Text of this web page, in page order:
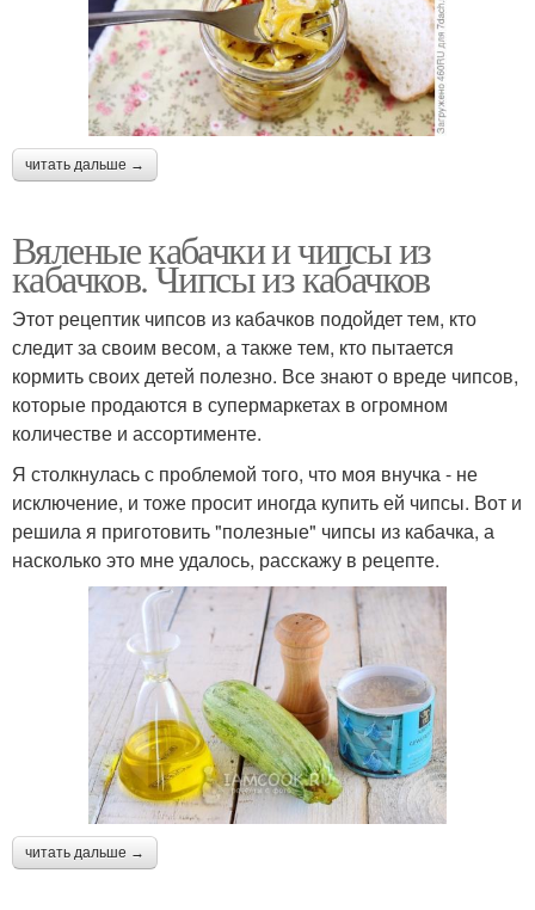
читать дальше →
Вяленые кабачки и чипсы из
кабачков. Чипсы из кабачков
Этот рецептик чипсов из кабачков подойдет тем, кто
следит за своим весом, а также тем, кто пытается
кормить своих детей полезно. Все знают о вреде чипсов,
которые продаются в супермаркетах в огромном
количестве и ассортименте.
Я столкнулась с проблемой того, что моя внучка - не
исключение, и тоже просит иногда купить ей чипсы. Вот и
решила я приготовить "полезные" чипсы из кабачка, а
насколько это мне удалось, расскажу в рецепте.
читать дальше →